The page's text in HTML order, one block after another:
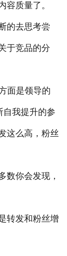
容质量了。
的去思考尝
于竞品的分
面是领导的
自我提升的参
这么高，粉丝
数你会发现，
转发和粉丝增